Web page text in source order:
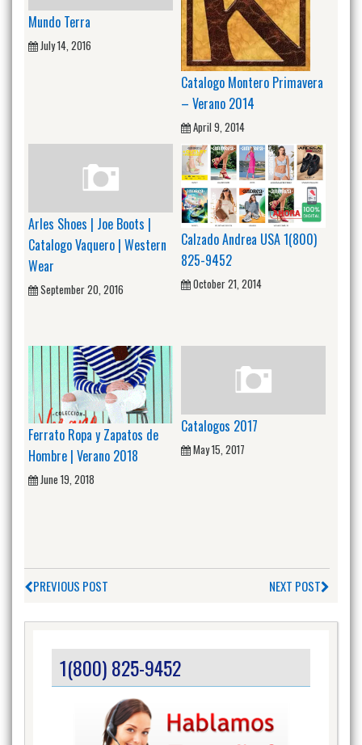
Mundo Terra
July 14, 2016
Catalogo Montero Primavera
– Verano 2014
April 9, 2014
Arles Shoes | Joe Boots |
Catalogo Vaquero | Western
Wear
September 20, 2016
Calzado Andrea USA 1(800)
825-9452
October 21, 2014
Ferrato Ropa y Zapatos de
Hombre | Verano 2018
June 19, 2018
Catalogos 2017
May 15, 2017
PREVIOUS POST NEXT POST
1(800) 825-9452